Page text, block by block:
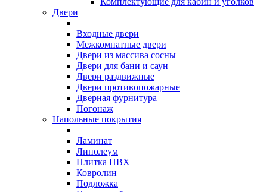
Двери
Входные двери
Межкомнатные двери
Двери из массива сосны
Двери для бани и саун
Двери раздвижные
Двери противопожарные
Дверная фурнитура
Погонаж
Напольные покрытия
Ламинат
Линолеум
Плитка ПВХ
Ковролин
Подложка